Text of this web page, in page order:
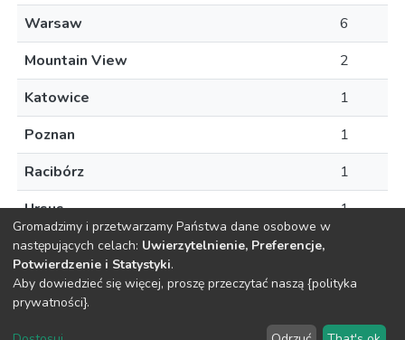
Warsaw
6
Mountain View
2
Katowice
1
Poznan
1
Racibórz
1
Ursus
1
DSpace software
Repozytorium
dostępności
plików
Gromadzimy i przetwarzamy Państwa dane osobowe w
następujących celach: Uwierzytelnienie, Preferencje,
Potwierdzenie i Statystyki.
Aby dowiedzieć się więcej, proszę przeczytać naszą {polityka
prywatności}.